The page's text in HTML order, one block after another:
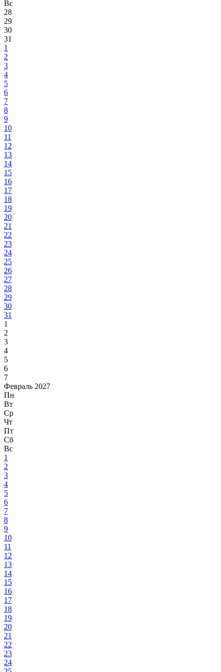
Вс
28
29
30
31
1
2
3
4
5
6
7
8
9
10
11
12
13
14
15
16
17
18
19
20
21
22
23
24
25
26
27
28
29
30
31
1
2
3
4
5
6
7
Февраль 2027
Пн
Вт
Ср
Чт
Пт
Сб
Вс
1
2
3
4
5
6
7
8
9
10
11
12
13
14
15
16
17
18
19
20
21
22
23
24